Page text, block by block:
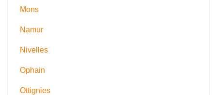
Mons
Namur
Nivelles
Ophain
Ottignies